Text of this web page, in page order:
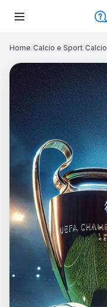
Home/Calcio e Sport/Calcio